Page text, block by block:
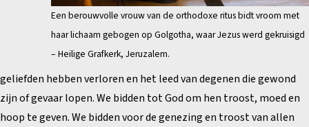
Een berouwvolle vrouw van de orthodoxe ritus bidt vroom met
haar lichaam gebogen op Golgotha, waar Jezus werd gekruisigd
– Heilige Grafkerk, Jeruzalem.
geliefden hebben verloren en het leed van degenen die gewond
zijn of gevaar lopen. We bidden tot God om hen troost, moed en
hoop te geven. We bidden voor de genezing en troost van allen